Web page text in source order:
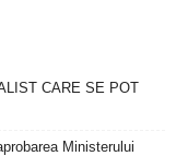
CARE SE POT
Ministerului